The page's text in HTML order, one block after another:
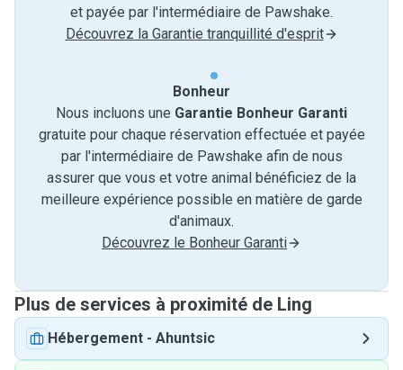
et payée par l'intermédiaire de Pawshake.
Découvrez la Garantie tranquillité d'esprit
Bonheur
Nous incluons une Garantie Bonheur Garanti
gratuite pour chaque réservation effectuée et payée
par l'intermédiaire de Pawshake afin de nous
assurer que vous et votre animal bénéficiez de la
meilleure expérience possible en matière de garde
d'animaux.
Découvrez le Bonheur Garanti
Plus de services à proximité de Ling
Hébergement - Ahuntsic